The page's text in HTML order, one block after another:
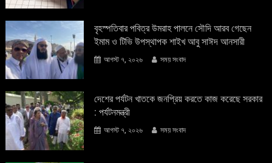
বৃহস্পতিবার পবিত্র উমরাহ পালনে সৌদি আরব গেছেন
ইমাম ও টিভি উপস্থাপক শাইখ আবু সাঈদ আনসারী
আগস্ট ৭, ২০২৬ সময় সংবাদ
দেশের পর্যটন খাতকে জনপ্রিয় করতে কাজ করেছে সরকার
: পর্যটনমন্ত্রী
আগস্ট ৭, ২০২৬ সময় সংবাদ